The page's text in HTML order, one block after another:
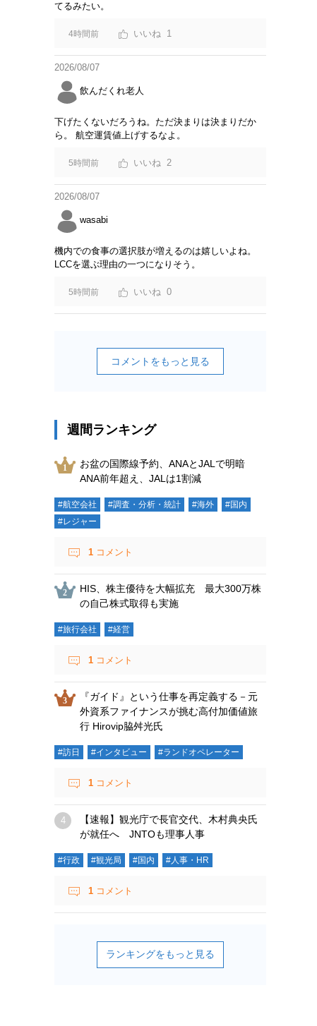
てるみたい。
4時間前 1
2026/08/07
飲んだくれ老人
下げたくないだろうね。ただ決まりは決まりだか
ら。 航空運賃値上げするなよ。
5時間前 2
2026/08/07
wasabi
機内での食事の選択肢が増えるのは嬉しいよね。
LCCを選ぶ理由の一つになりそう。
5時間前 0
コメントをもっと見る
週間ランキング
お盆の国際線予約、ANAとJALで明暗
ANA前年超え、JALは1割減
#航空会社 #調査・分析・統計 #海外
#国内
#レジャー
1 コメント
HIS、株主優待を大幅拡充 最大300万株
の自己株式取得も実施
#旅行会社 #経営
1 コメント
『ガイド』という仕事を再定義する－元
外資系ファイナンスが挑む高付加価値旅
行 Hirovip脇舛光氏
#訪日 #インタビュー #ランドオペレーター
1 コメント
【速報】観光庁で長官交代、木村典央氏
が就任へ JNTOも理事人事
#行政 #観光局 #国内 #人事・HR
1 コメント